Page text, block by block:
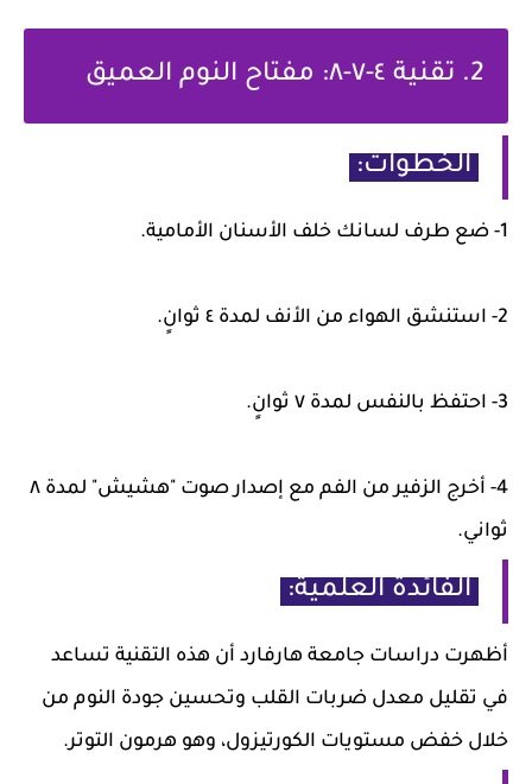
2. تقنية ٤-٧-٨: مفتاح النوم العميق
الخطوات:
1- ضع طرف لسانك خلف الأسنان الأمامية.
2- استنشق الهواء من الأنف لمدة ٤ ثوانٍ.
3- احتفظ بالنفس لمدة ٧ ثوانٍ.
4- أخرج الزفير من الفم مع إصدار صوت "هشيش" لمدة ٨
ثواني.
الفائدة العلمية:
أظهرت دراسات جامعة هارفارد أن هذه التقنية تساعد
في تقليل معدل ضربات القلب وتحسين جودة النوم من
خلال خفض مستويات الكورتيزول، وهو هرمون التوتر.